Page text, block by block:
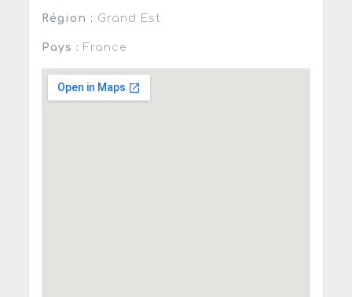
Région : Grand Est
Pays : France